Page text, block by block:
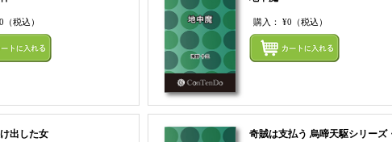
（税込）
まとめてカートにいれる
購入： ¥0 （税込）
出した女 奇賊は支払う 烏啼天駆シリーズ